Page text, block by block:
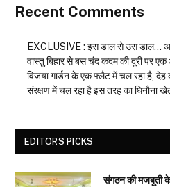
Recent Comments
EXCLUSIVE : इस डाल से उस डाल…
वास्तु बिहार से बस चंद कदम की दूरी पर
विजया गार्डन के एक फ्लैट में चल रहा है,
संरक्षण में चल रहा है इस तरह का घिनौना
EDITORS PICKS
संगठन की मजबूती